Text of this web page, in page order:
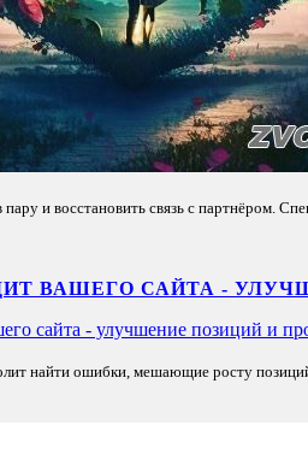
и восстановить связь с партнёром.
ВАШЕГО САЙТА -
найти ошибки, мешающие росту